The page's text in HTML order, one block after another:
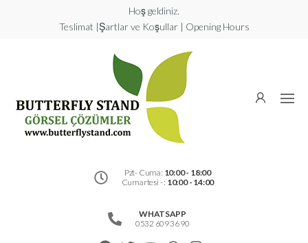
Hoş geldiniz.
Teslimat |Şartlar ve Koşullar | Opening Hours
Görsel
Pzt- Cuma: 10:00 - 18:00
Cumartesi - : 10:00 - 14:00
WHATSAPP
0532 609 36 90